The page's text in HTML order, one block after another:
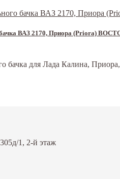
бачка ВАЗ 2170, Приора (Priora)
бачка для Лада Калина,
1, 2-й этаж